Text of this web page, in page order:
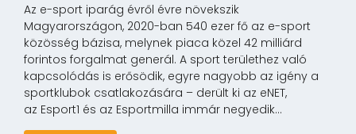
Az e-sport iparág évről évre növekszik
Magyarországon, 2020-ban 540 ezer fő az e-sport
közösség bázisa, melynek piaca közel 42 milliárd
forintos forgalmat generál. A sport területhez való
kapcsolódás is erősödik, egyre nagyobb az igény a
sportklubok csatlakozására – derült ki az eNET,
az Esport1 és az Esportmilla immár negyedik...